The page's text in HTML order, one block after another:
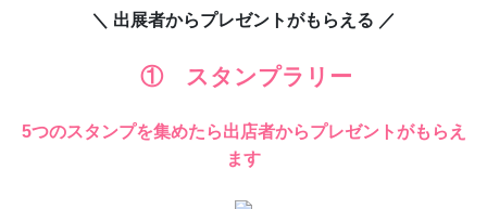
＼ 出展者からプレゼントがもらえる ／
① スタンプラリー
5つのスタンプを集めたら出店者からプレゼントがもらえ
ます